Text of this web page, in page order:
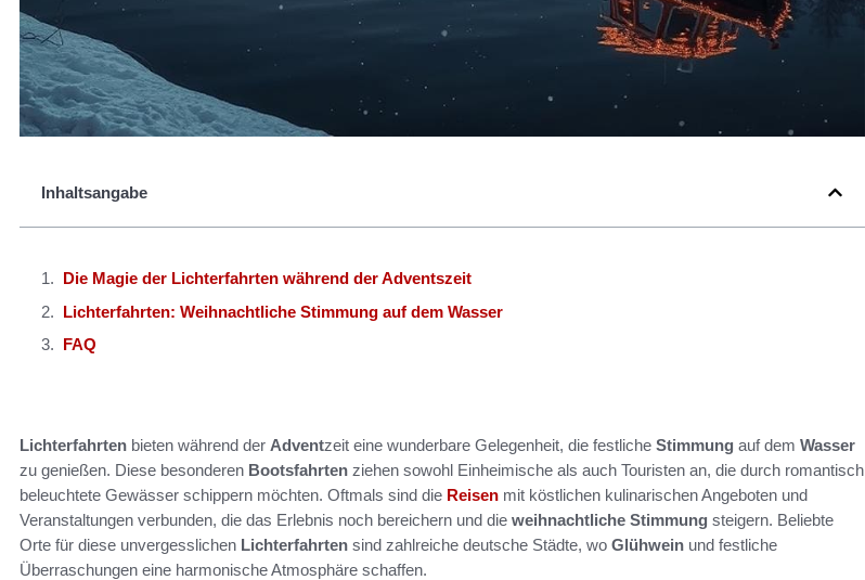
Inhaltsangabe
Die Magie der Lichterfahrten während der Adventszeit
Lichterfahrten: Weihnachtliche Stimmung auf dem Wasser
FAQ
Lichterfahrten bieten während der Adventzeit eine wunderbare Gelegenheit, die festliche Stimmung auf dem Wasser
zu genießen. Diese besonderen Bootsfahrten ziehen sowohl Einheimische als auch Touristen an, die durch romantisch
beleuchtete Gewässer schippern möchten. Oftmals sind die Reisen mit köstlichen kulinarischen Angeboten und
Veranstaltungen verbunden, die das Erlebnis noch bereichern und die weihnachtliche Stimmung steigern. Beliebte
Orte für diese unvergesslichen Lichterfahrten sind zahlreiche deutsche Städte, wo Glühwein und festliche
Überraschungen eine harmonische Atmosphäre schaffen.